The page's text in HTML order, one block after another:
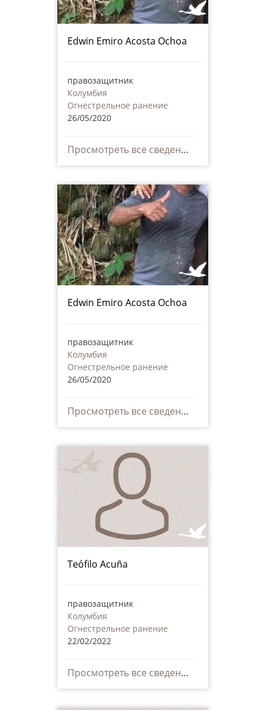
Edwin Emiro Acosta Ochoa
правозащитник
Колумбия
Огнестрельное ранение
26/05/2020
Просмотреть все сведения
Edwin Emiro Acosta Ochoa
правозащитник
Колумбия
Огнестрельное ранение
26/05/2020
Просмотреть все сведения
Teófilo Acuña
правозащитник
Колумбия
Огнестрельное ранение
22/02/2022
Просмотреть все сведения